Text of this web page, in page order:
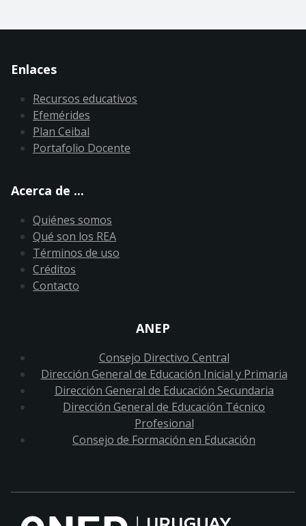
Enlaces
Recursos educativos
Efemérides
Plan Ceibal
Portafolio Docente
Acerca de ...
Quiénes somos
Qué son los REA
Términos de uso
Créditos
Contacto
ANEP
Consejo Directivo Central
Dirección General de Educación Inicial y Primaria
Dirección General de Educación Secundaria
Dirección General de Educación Técnico
Profesional
Consejo de Formación en Educación